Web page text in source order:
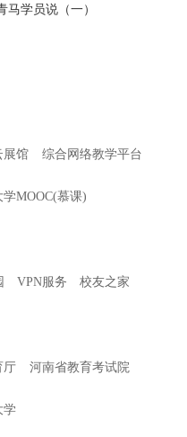
学员说（一）
展馆 综合网络教学平台
学MOOC(慕课)
VPN服务 校友之家
厅 河南省教育考试院
学